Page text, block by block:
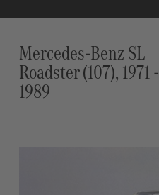
Mercedes-Benz SL
Roadster (107), 1971 -
1989